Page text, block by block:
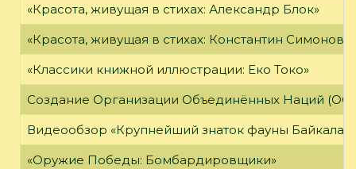
«Красота, живущая в стихах: Александр Блок»
«Красота, живущая в стихах: Константин Симонов»
«Классики книжной иллюстрации: Еко Токо»
Создание Организации Объединённых Наций
Видеообзор «Крупнейший знаток фауны Байкала»
«Оружие Победы: Бомбардировщики»